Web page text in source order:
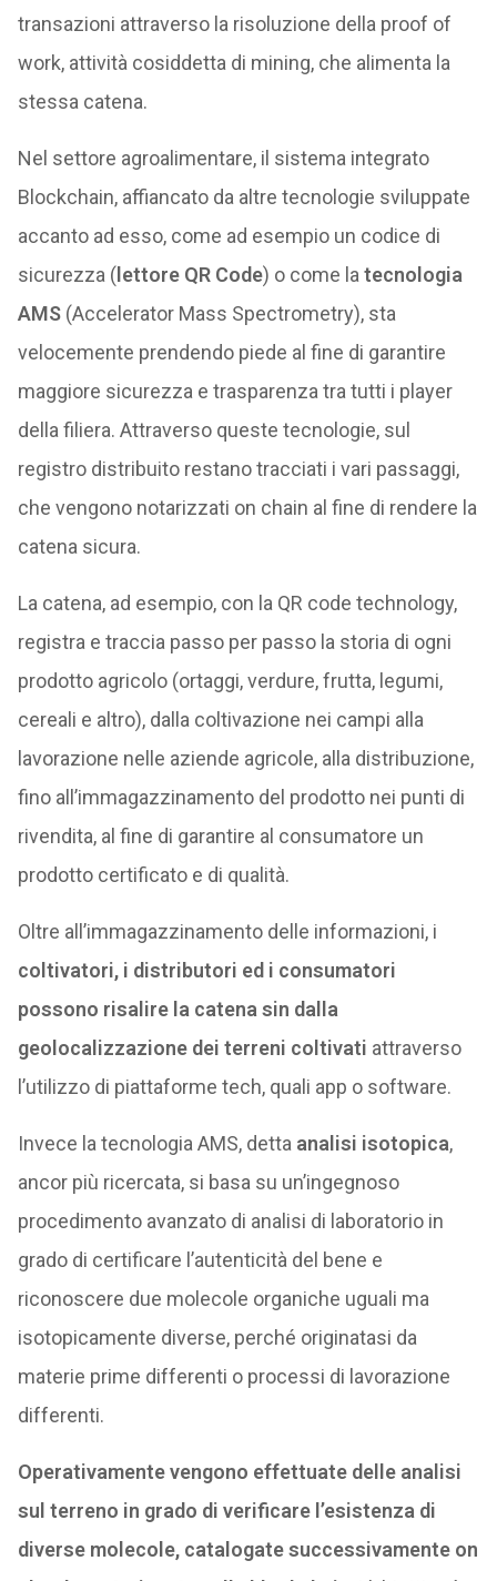
transazioni attraverso la risoluzione della proof of
work, attività cosiddetta di mining, che alimenta la
stessa catena.
Nel settore agroalimentare, il sistema integrato
Blockchain, affiancato da altre tecnologie sviluppate
accanto ad esso, come ad esempio un codice di
sicurezza (lettore QR Code) o come la tecnologia
AMS(Accelerator Mass Spectrometry), sta
velocemente prendendo piede al fine di garantire
maggiore sicurezza e trasparenza tra tutti i player
della filiera. Attraverso queste tecnologie, sul
registro distribuito restano tracciati i vari passaggi,
che vengono notarizzati on chain al fine di rendere la
catena sicura.
La catena, ad esempio, con la QR code technology,
registra e traccia passo per passo la storia di ogni
prodotto agricolo (ortaggi, verdure, frutta, legumi,
cereali e altro), dalla coltivazione nei campi alla
lavorazione nelle aziende agricole, alla distribuzione,
fino all’immagazzinamento del prodotto nei punti di
rivendita, al fine di garantire al consumatore un
prodotto certificato e di qualità.
Oltre all’immagazzinamento delle informazioni, i
coltivatori, i distributori ed i consumatori
possono risalire la catena sin dalla
geolocalizzazione dei terreni coltivati attraverso
l’utilizzo di piattaforme tech, quali app o software.
Invece la tecnologia AMS, detta analisi isotopica,
ancor più ricercata, si basa su un’ingegnoso
procedimento avanzato di analisi di laboratorio in
grado di certificare l’autenticità del bene e
riconoscere due molecole organiche uguali ma
isotopicamente diverse, perché originatasi da
materie prime differenti o processi di lavorazione
differenti.
Operativamente vengono effettuate delle analisi
sul terreno in grado di verificare l’esistenza di
diverse molecole, catalogate successivamente on